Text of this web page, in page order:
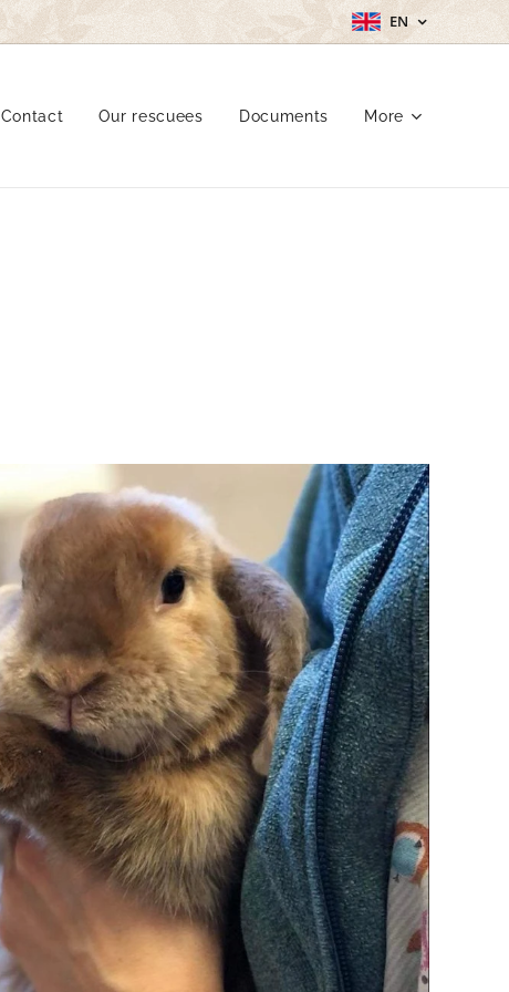
EN
Contact Our rescuees Documents More